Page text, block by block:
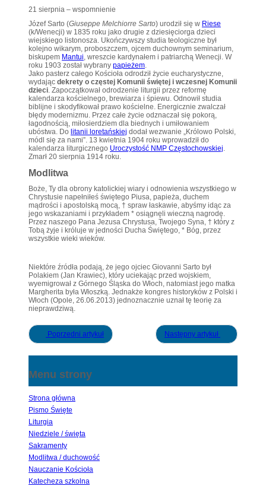
21 sierpnia – wspomnienie
Józef Sarto (Giuseppe Melchiorre Sarto) urodził się w Riese
(k/Wenecji) w 1835 roku jako drugie z dziesięciorga dzieci
wiejskiego listonosza. Ukończywszy studia teologiczne był
kolejno wikarym, proboszczem, ojcem duchownym seminarium,
biskupem Mantui , wreszcie kardynałem i patriarchą Wenecji. W
roku 1903 został wybrany papieżem
Jako pasterz całego Kościoła odrodził życie eucharystyczne,
wydając dekrety o częstej Komunii świętej i wczesnej Komunii
dzieci . Zapoczątkował odrodzenie liturgii przez reformę
kalendarza kościelnego, brewiarza i śpiewu. Odnowił studia
biblijne i skodyfikował prawo kościelne. Energicznie zwalczał
błędy modernizmu. Przez całe życie odznaczał się pokorą,
łagodnością, miłosierdziem dla biednych i umiłowaniem
ubóstwa. Do litanii loretańskiej dodał wezwanie „Królowo Polski,
módl się za nami”. 13 kwietnia 1904 roku wprowadził do
kalendarza liturgicznego Uroczystość NMP Częstochowskiej
Zmarł 20 sierpnia 1914 roku.
Modlitwa
Boże, Ty dla obrony katolickiej wiary i odnowienia wszystkiego w
Chrystusie napełniłeś świętego Piusa, papieża, duchem
mądrości i apostolską mocą, † spraw łaskawie, abyśmy idąc za
jego wskazaniami i przykładem * osiągnęli wieczną nagrodę.
Przez naszego Pana Jezusa Chrystusa, Twojego Syna, † który z
Tobą żyje i króluje w jedności Ducha Świętego, * Bóg, przez
wszystkie wieki wieków.
Niektóre źródła podają, że jego ojciec Giovanni Sarto był
Polakiem (Jan Krawiec), który uciekając przed wojskiem,
wyemigrował z Górnego Śląska do Włoch, natomiast jego matka
Margherita była Włoszką. Jednakże kongres historyków z Polski i
Włoch (Opole, 26.06.2013) jednoznacznie uznał tę teorię za
nieprawdziwą.
Poprzedni artykuł Następny artykuł
Menu strony
Strona główna
Pismo Święte
Liturgia
Niedziele / święta
Sakramenty
Modlitwa / duchowość
Nauczanie Kościoła
Katecheza szkolna